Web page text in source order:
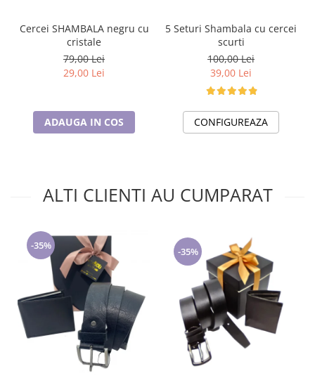
Cercei SHAMBALA negru cu
cristale
79,00 Lei
29,00 Lei
ADAUGA IN COS
5 Seturi Shambala cu cercei
scurti
100,00 Lei
39,00 Lei
CONFIGUREAZA
ALTI CLIENTI AU CUMPARAT
-35%
-35%